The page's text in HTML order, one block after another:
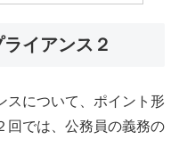
イアンス２
スについて、ポイント形
回では、公務員の義務の